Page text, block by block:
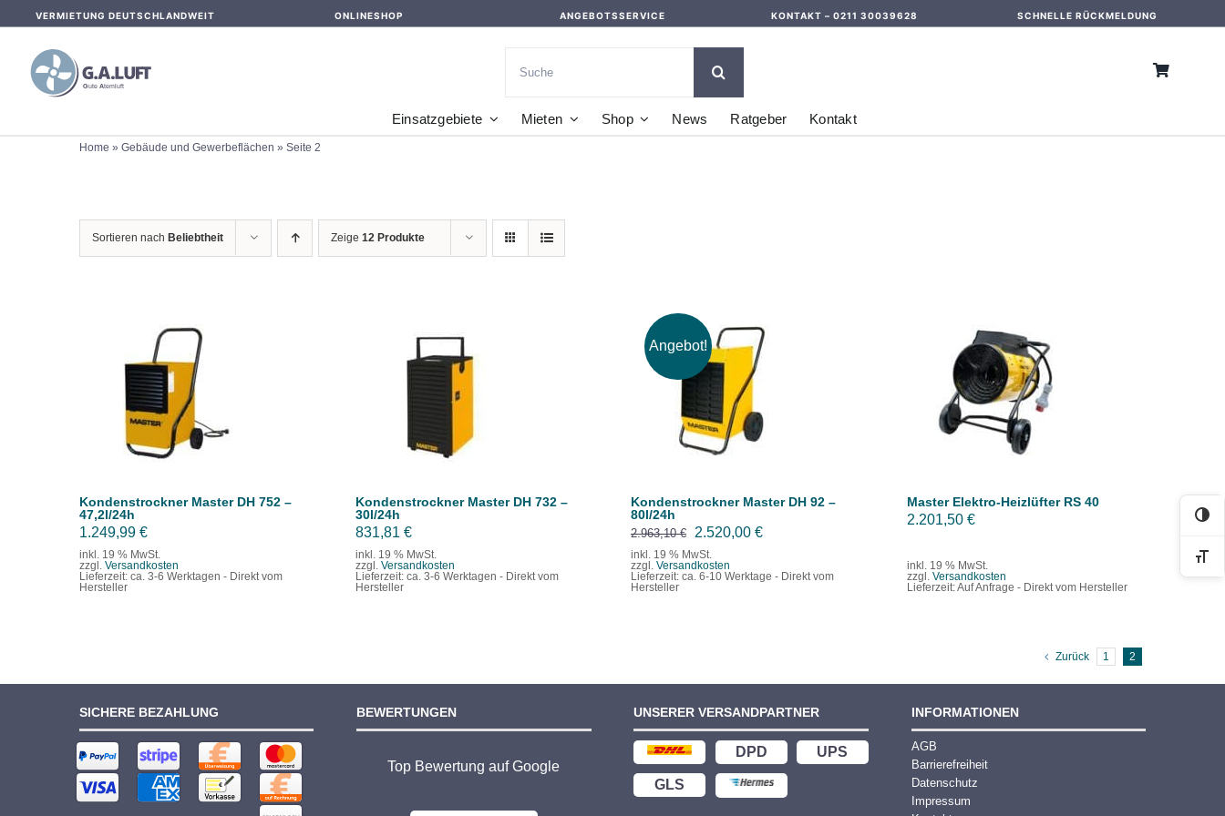
content
VERMIETUNG DEUTSCHLANDWEIT ONLINESHOP ANGEBOTSSERVICE KONTAKT – 0211 30039628 SCHNELLE RÜCKMELDUNG
nach:
Einsatzgebiete Mieten Shop News Ratgeber Kontakt
Home » Gebäude und Gewerbeflächen » Seite 2
Sortieren nach Beliebtheit Zeige 12 Produkte
IN DEN WARENKORB
/
DETAILS
Kondenstrockner Master DH 752 –
47,2l/24h
1.249,99 €
inkl. 19 % MwSt.
zzgl. Versandkosten
Lieferzeit: ca. 3-6 Werktagen - Direkt vom
Hersteller
IN DEN WARENKORB
DETAILS
Kondenstrockner Master DH 732 –
30l/24h
831,81 €
inkl. 19 % MwSt.
zzgl. Versandkosten
Lieferzeit: ca. 3-6 Werktagen - Direkt vom
Hersteller
Angebot!
IN DEN WARENKORB
DETAILS
Kondenstrockner Master DH 92 –
80l/24h
2.963,10€
Ursprünglicher
Preis
war:
2.520,00 €Aktueller
ist:
inkl. 19 % MwSt.
zzgl. Versandkosten
Lieferzeit: ca. 6-10 Werktage - Direkt vom
Hersteller
IN DEN WARENKORB
/
DETAILS
Master Elektro-Heizlüfter RS 40
2.201,50 €
inkl. 19 % MwSt.
zzgl. Versandkosten
Lieferzeit:Auf Anfrage - Direkt vom Hersteller
Zurück 1 2
SICHERE BEZAHLUNG BEWERTUNGEN
Top Bewertung auf Google
UNSERER VERSANDPARTNER
DPD UPS
GLS
INFORMATIONEN
AGB
Barrierefreiheit
Datenschutz
Impressum